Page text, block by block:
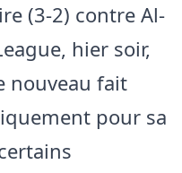
(3-2) contre Al-
hier soir,
nouveau fait
pour sa